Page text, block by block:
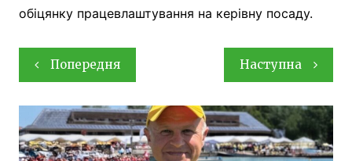
обіцянку працевлаштування на керівну посаду.
Навігація
записів
Попередня Наступна